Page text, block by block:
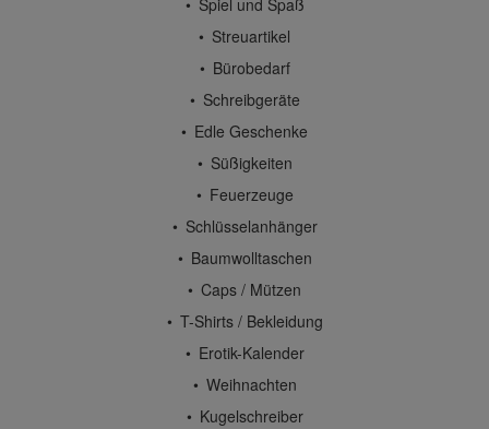
Spiel und Spaß
Streuartikel
Bürobedarf
Schreibgeräte
Edle Geschenke
Süßigkeiten
Feuerzeuge
Schlüsselanhänger
Baumwolltaschen
Caps / Mützen
T-Shirts / Bekleidung
Erotik-Kalender
Weihnachten
Kugelschreiber